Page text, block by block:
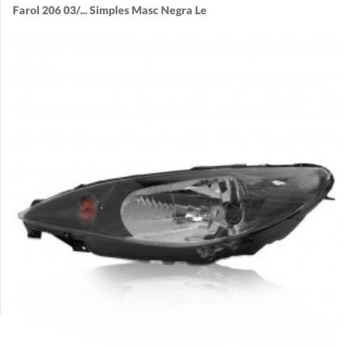
Farol 206 03/... Simples Masc Negra Le